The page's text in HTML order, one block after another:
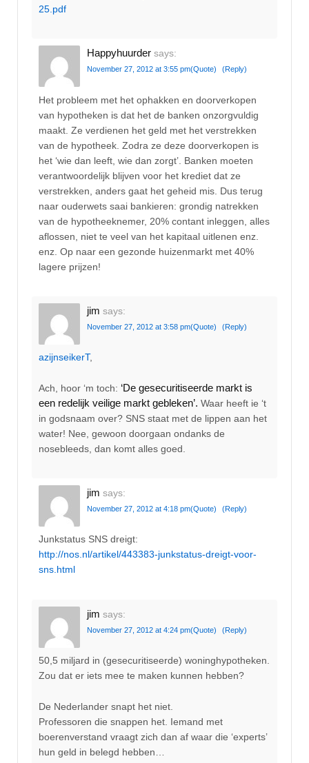
25.pdf
Happyhuurder says:
November 27, 2012 at 3:55 pm(Quote) (Reply)
Het probleem met het ophakken en doorverkopen
van hypotheken is dat het de banken onzorgvuldig
maakt. Ze verdienen het geld met het verstrekken
van de hypotheek. Zodra ze deze doorverkopen is
het ‘wie dan leeft, wie dan zorgt’. Banken moeten
verantwoordelijk blijven voor het krediet dat ze
verstrekken, anders gaat het geheid mis. Dus terug
naar ouderwets saai bankieren: grondig natrekken
van de hypotheeknemer, 20% contant inleggen, alles
aflossen, niet te veel van het kapitaal uitlenen enz.
enz. Op naar een gezonde huizenmarkt met 40%
lagere prijzen!
jim says:
November 27, 2012 at 3:58 pm(Quote) (Reply)
azijnseikerT,
Ach, hoor ‘m toch: ‘De gesecuritiseerde markt is
een redelijk veilige markt gebleken’. Waar heeft ie ‘t
in godsnaam over? SNS staat met de lippen aan het
water! Nee, gewoon doorgaan ondanks de
nosebleeds, dan komt alles goed.
jim says:
November 27, 2012 at 4:18 pm(Quote) (Reply)
Junkstatus SNS dreigt:
http://nos.nl/artikel/443383-junkstatus-dreigt-voor-
sns.html
jim says:
November 27, 2012 at 4:24 pm(Quote) (Reply)
50,5 miljard in (gesecuritiseerde) woninghypotheken.
Zou dat er iets mee te maken kunnen hebben?
De Nederlander snapt het niet.
Professoren die snappen het. Iemand met
boerenverstand vraagt zich dan af waar die ‘experts’
hun geld in belegd hebben…